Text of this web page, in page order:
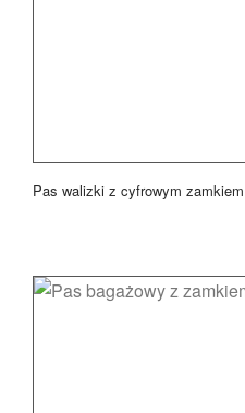
Pas walizki z cyfrowym zamkiem